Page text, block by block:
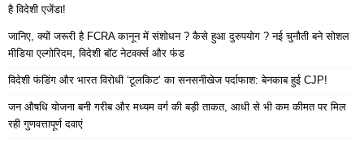
है विदेशी एजेंडा!
जानिए, क्यों जरूरी है FCRA कानून में संशोधन ? कैसे हुआ दुरुपयोग ? नई चुनौती बने सोशल
मीडिया एल्गोरिदम, विदेशी बॉट नेटवर्क्स और फंड
विदेशी फंडिंग और भारत विरोधी ‘टूलकिट’ का सनसनीखेज पर्दाफाश: बेनकाब हुई CJP!
जन औषधि योजना बनी गरीब और मध्यम वर्ग की बड़ी ताकत, आधी से भी कम कीमत पर मिल
रही गुणवत्तापूर्ण दवाएं